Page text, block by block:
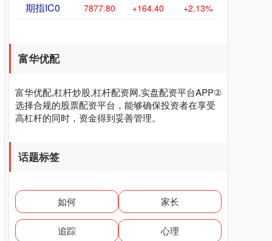
期指IC0 7877.80 +164.40 +2.13%
富华优配
富华优配,杠杆炒股,杠杆配资网,实盘配资平台APP②
选择合规的股票配资平台，能够确保投资者在享受
高杠杆的同时，资金得到妥善管理。
话题标签
如何 家长
追踪 心理